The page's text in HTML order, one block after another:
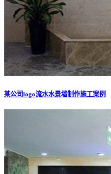
某公司logo流水水景墙制作施工案例